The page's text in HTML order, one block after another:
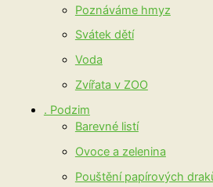
Poznáváme hmyz
Svátek dětí
Voda
Zvířata v ZOO
. Podzim
Barevné listí
Ovoce a zelenina
Pouštění papírových